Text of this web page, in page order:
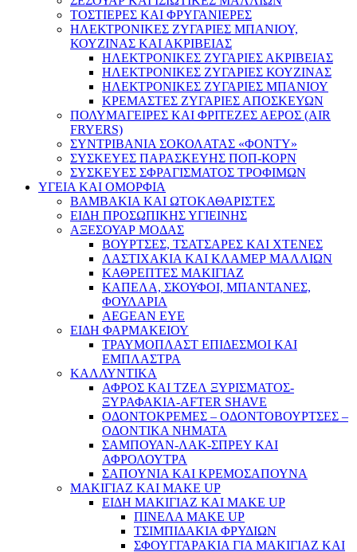
ΤΟΣΤΙΕΡΕΣ ΚΑΙ ΦΡΥΓΑΝΙΕΡΕΣ
ΗΛΕΚΤΡΟΝΙΚΕΣ ΖΥΓΑΡΙΕΣ ΜΠΑΝΙΟΥ,
ΚΟΥΖΙΝΑΣ ΚΑΙ ΑΚΡΙΒΕΙΑΣ
ΗΛΕΚΤΡΟΝΙΚΕΣ ΖΥΓΑΡΙΕΣ ΑΚΡΙΒΕΙΑΣ
ΗΛΕΚΤΡΟΝΙΚΕΣ ΖΥΓΑΡΙΕΣ ΚΟΥΖΙΝΑΣ
ΗΛΕΚΤΡΟΝΙΚΕΣ ΖΥΓΑΡΙΕΣ ΜΠΑΝΙΟΥ
ΚΡΕΜΑΣΤΕΣ ΖΥΓΑΡΙΕΣ ΑΠΟΣΚΕΥΩΝ
ΠΟΛΥΜΑΓΕΙΡΕΣ ΚΑΙ ΦΡΙΤΕΖΕΣ ΑΕΡΟΣ (AIR
FRYERS)
ΣΥΝΤΡΙΒΑΝΙΑ ΣΟΚΟΛΑΤΑΣ «ΦΟΝΤΥ»
ΣΥΣΚΕΥΕΣ ΠΑΡΑΣΚΕΥΗΣ ΠΟΠ-ΚΟΡΝ
ΣΥΣΚΕΥΕΣ ΣΦΡΑΓΙΣΜΑΤΟΣ ΤΡΟΦΙΜΩΝ
ΥΓΕΙΑ ΚΑΙ ΟΜΟΡΦΙΑ
ΒΑΜΒΑΚΙΑ ΚΑΙ ΩΤΟΚΑΘΑΡΙΣΤΕΣ
ΕΙΔΗ ΠΡΟΣΩΠΙΚΗΣ ΥΓΙΕΙΝΗΣ
ΑΞΕΣΟΥΑΡ ΜΟΔΑΣ
ΒΟΥΡΤΣΕΣ, ΤΣΑΤΣΑΡΕΣ ΚΑΙ ΧΤΕΝΕΣ
ΛΑΣΤΙΧΑΚΙΑ ΚΑΙ ΚΛΑΜΕΡ ΜΑΛΛΙΩΝ
ΚΑΘΡΕΠΤΕΣ ΜΑΚΙΓΙΑΖ
ΚΑΠΕΛΑ, ΣΚΟΥΦΟΙ, ΜΠΑΝΤΑΝΕΣ,
ΦΟΥΛΑΡΙΑ
AEGEAN EYE
ΕΙΔΗ ΦΑΡΜΑΚΕΙΟΥ
ΤΡΑΥΜΟΠΛΑΣΤ ΕΠΙΔΕΣΜΟΙ ΚΑΙ
ΕΜΠΛΑΣΤΡΑ
ΚΑΛΛΥΝΤΙΚΑ
ΑΦΡΟΣ ΚΑΙ ΤΖΕΛ ΞΥΡΙΣΜΑΤΟΣ-
ΞΥΡΑΦΑΚΙΑ-AFTER SHAVE
ΟΔΟΝΤΟΚΡΕΜΕΣ – ΟΔΟΝΤΟΒΟΥΡΤΣΕΣ –
ΟΔΟΝΤΙΚΑ ΝΗΜΑΤΑ
ΣΑΜΠΟΥΑΝ-ΛΑΚ-ΣΠΡΕΥ ΚΑΙ
ΑΦΡΟΛΟΥΤΡΑ
ΣΑΠΟΥΝΙΑ ΚΑΙ ΚΡΕΜΟΣΑΠΟΥΝΑ
ΜΑΚΙΓΙΑΖ ΚΑΙ MAKE UP
ΕΙΔΗ ΜΑΚΙΓΙΑΖ ΚΑΙ MAKE UP
ΠΙΝΕΛΑ MAKE UP
ΤΣΙΜΠΙΔΑΚΙΑ ΦΡΥΔΙΩΝ
ΣΦΟΥΓΓΑΡΑΚΙΑ ΓΙΑ ΜΑΚΙΓΙΑZ ΚΑΙ